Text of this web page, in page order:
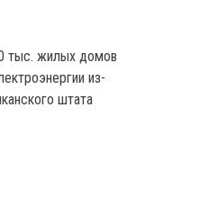
тыс. жилых домов
из-
штата